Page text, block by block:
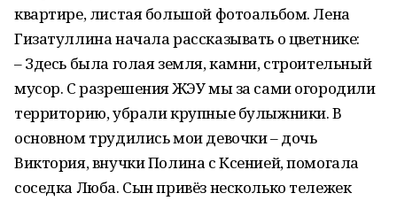
квартире, листая большой фотоальбом. Лена
Гизатуллина начала рассказывать о цветнике:
– Здесь была голая земля, камни, строительный
мусор. С разрешения ЖЭУ мы за сами огородили
территорию, убрали крупные булыжники. В
основном трудились мои девочки – дочь
Виктория, внучки Полина с Ксенией, помогала
соседка Люба. Сын привёз несколько тележек